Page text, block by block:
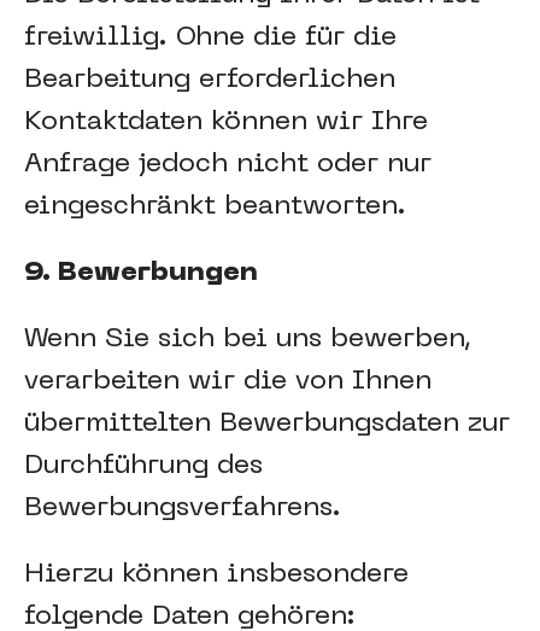
freiwillig. Ohne die für die
Bearbeitung erforderlichen
Kontaktdaten können wir Ihre
Anfrage jedoch nicht oder nur
eingeschränkt beantworten.
9. Bewerbungen
Wenn Sie sich bei uns bewerben,
verarbeiten wir die von Ihnen
übermittelten Bewerbungsdaten zur
Durchführung des
Bewerbungsverfahrens.
Hierzu können insbesondere
folgende Daten gehören: